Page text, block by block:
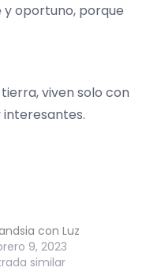
y oportuno, porque
viven solo con
interesantes.
con Luz
9, 2023
similar